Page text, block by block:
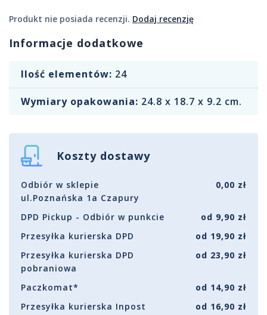
Produkt nie posiada recenzji. Dodaj recenzję
Informacje dodatkowe
Ilość elementów: 24
Wymiary opakowania: ‎24.8 x 18.7 x 9.2 cm.
Koszty dostawy
Odbiór w sklepie
ul.Poznańska 1a Czapury
0,00 zł
DPD Pickup - Odbiór w punkcie
od 9,90 zł
Przesyłka kurierska DPD
od 19,90 zł
Przesyłka kurierska DPD
pobraniowa
od 23,90 zł
Paczkomat*
od 14,90 zł
Przesyłka kurierska Inpost
od 16,90 zł